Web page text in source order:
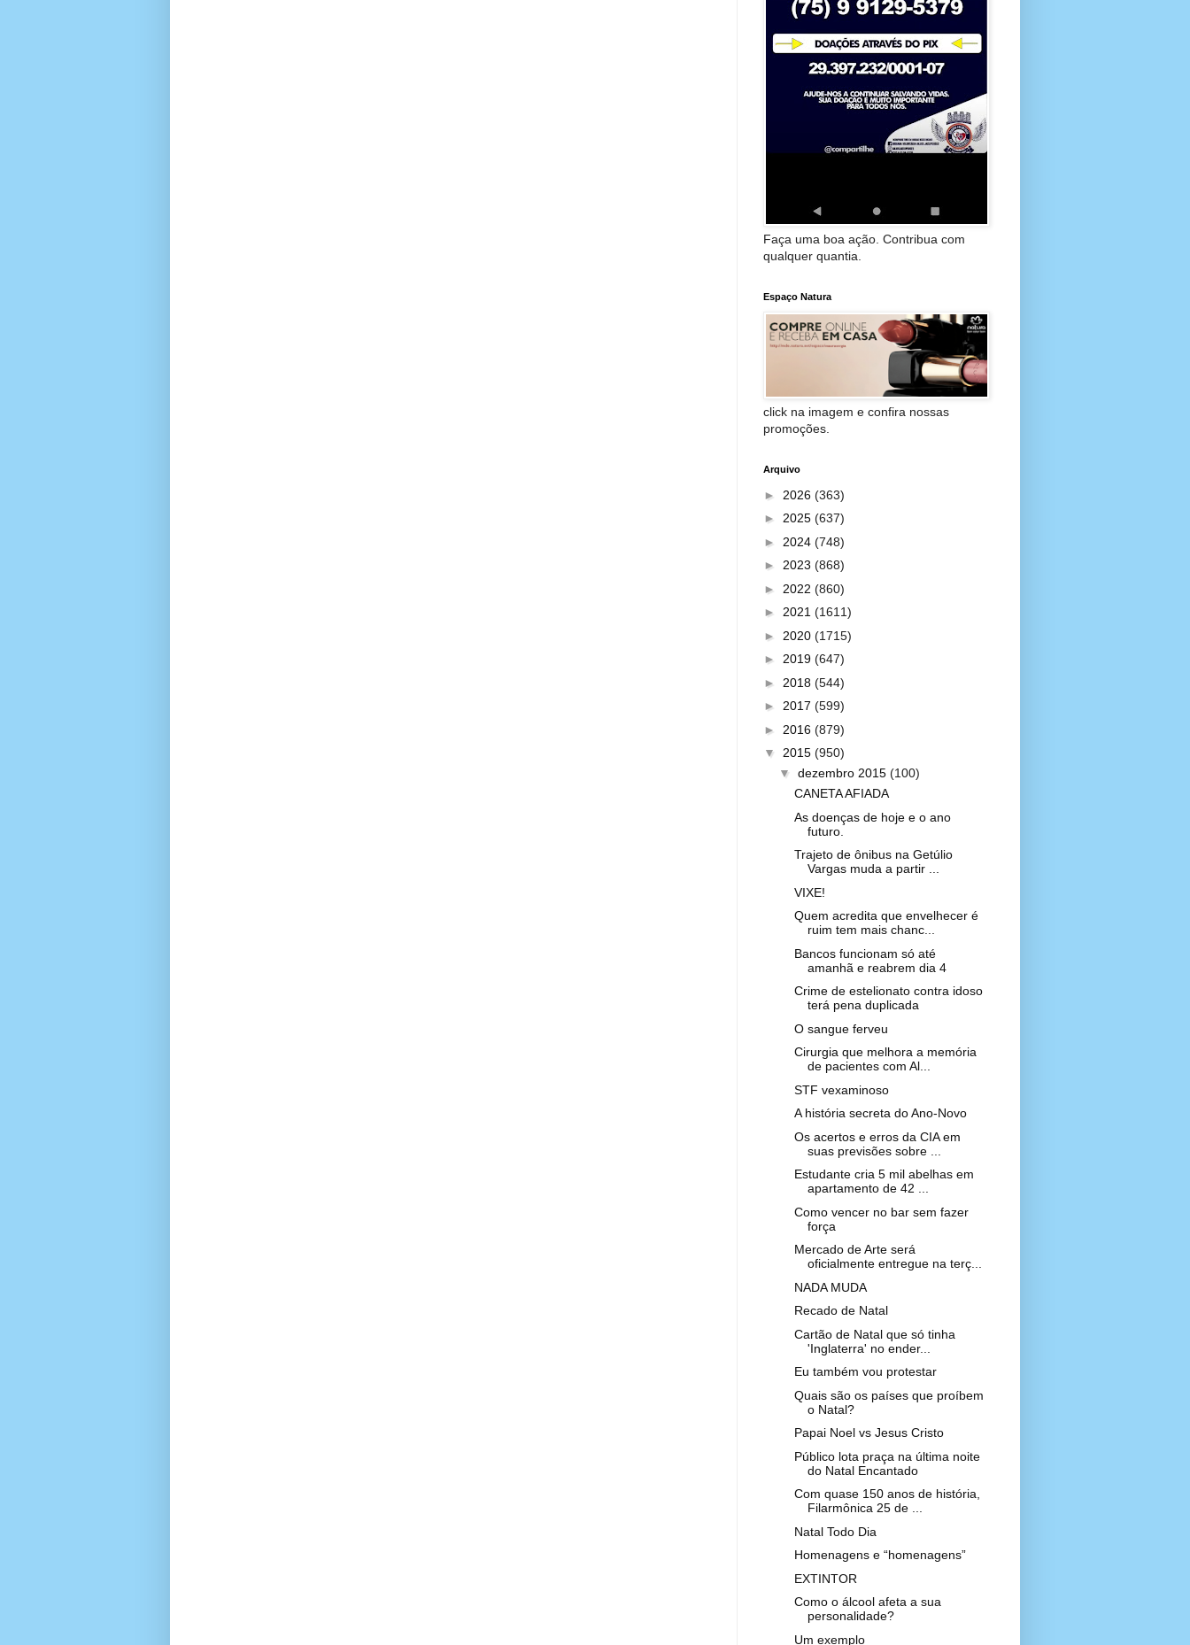
Faça uma boa ação. Contribua com
qualquer quantia.
Espaço Natura
click na imagem e confira nossas
promoções.
Arquivo
► 2026 (363)
► 2025 (637)
► 2024 (748)
► 2023 (868)
► 2022 (860)
► 2021 (1611)
► 2020 (1715)
► 2019 (647)
► 2018 (544)
► 2017 (599)
► 2016 (879)
▼ 2015 (950)
▼ dezembro 2015 (100)
CANETA AFIADA
As doenças de hoje e o ano
futuro.
Trajeto de ônibus na Getúlio
Vargas muda a partir ...
VIXE!
Quem acredita que envelhecer é
ruim tem mais chanc...
Bancos funcionam só até
amanhã e reabrem dia 4
Crime de estelionato contra idoso
terá pena duplicada
O sangue ferveu
Cirurgia que melhora a memória
de pacientes com Al...
STF vexaminoso
A história secreta do Ano-Novo
Os acertos e erros da CIA em
suas previsões sobre ...
Estudante cria 5 mil abelhas em
apartamento de 42 ...
Como vencer no bar sem fazer
força
Mercado de Arte será
oficialmente entregue na terç...
NADA MUDA
Recado de Natal
Cartão de Natal que só tinha
'Inglaterra' no ender...
Eu também vou protestar
Quais são os países que proíbem
o Natal?
Papai Noel vs Jesus Cristo
Público lota praça na última noite
do Natal Encantado
Com quase 150 anos de história,
Filarmônica 25 de ...
Natal Todo Dia
Homenagens e “homenagens”
EXTINTOR
Como o álcool afeta a sua
personalidade?
Um exemplo